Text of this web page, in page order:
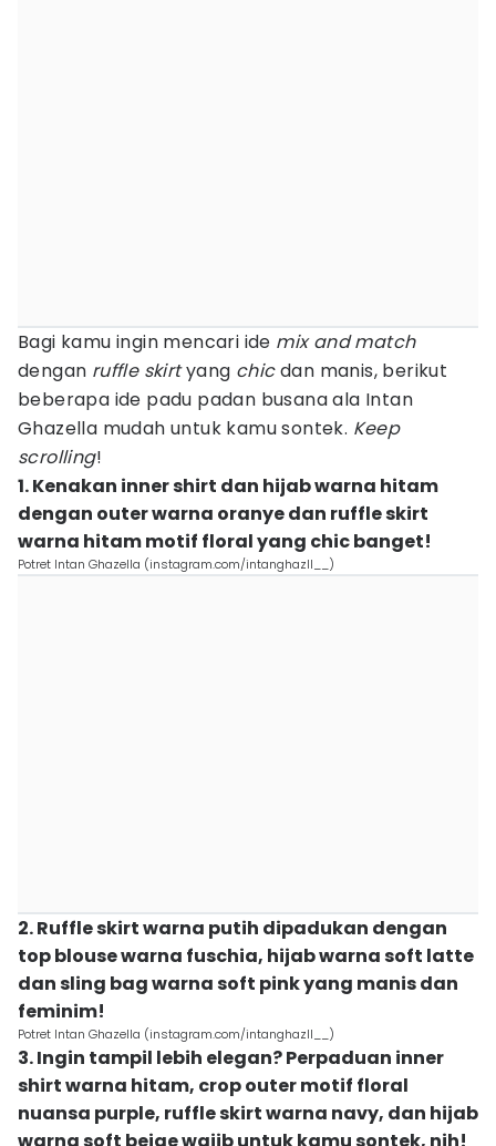
Bagi kamu ingin mencari ide mix and match
dengan ruffle skirtyang chicdan manis, berikut
beberapa ide padu padan busana ala Intan
Ghazella mudah untuk kamu sontek. Keep
scrolling!
1. Kenakan inner shirt dan hijab warna hitam
dengan outer warna oranye dan ruffle skirt
warna hitam motif floral yang chic banget!
Potret Intan Ghazella (instagram.com/intanghazll__)
2. Ruffle skirt warna putih dipadukan dengan
top blouse warna fuschia, hijab warna soft latte
dan sling bag warna soft pink yang manis dan
feminim!
Potret Intan Ghazella (instagram.com/intanghazll__)
3. Ingin tampil lebih elegan? Perpaduan inner
shirt warna hitam, crop outer motif floral
nuansa purple, ruffle skirt warna navy, dan hijab